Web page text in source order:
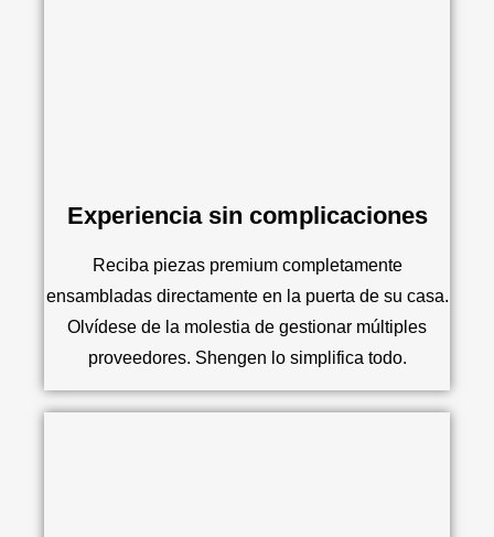
Experiencia sin complicaciones
Reciba piezas premium completamente
ensambladas directamente en la puerta de su casa.
Olvídese de la molestia de gestionar múltiples
proveedores. Shengen lo simplifica todo.